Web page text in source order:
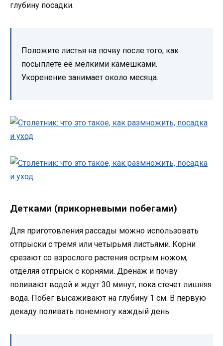
глубину посадки.
Положите листья на почву после того, как
посыплете ее мелкими камешками.
Укоренение занимает около месяца.
Детками (прикорневыми побегами)
Для приготовления рассады можно использовать
отпрыски с тремя или четырьмя листьями. Корни
срезают со взрослого растения острым ножом,
отделяя отпрыск с корнями. Дренаж и почву
поливают водой и ждут 30 минут, пока стечет лишняя
вода. Побег высаживают на глубину 1 см. В первую
декаду поливать понемногу каждый день.